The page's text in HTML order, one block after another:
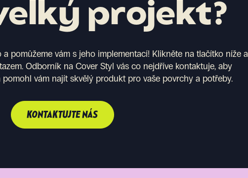
projekt?
pomůžeme vám s jeho implementací! Klikněte na tlačítko níže a
Odborník na Cover Styl vás co nejdříve kontaktuje, aby
vám najít skvělý produkt pro vaše povrchy a potřeby.
KONTAKTUJTE NÁS